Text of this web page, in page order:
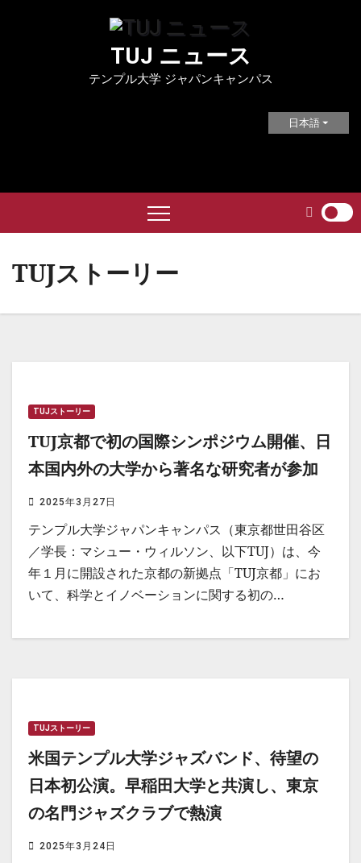
TUJ ニュース
テンプル大学 ジャパンキャンパス
日本語
TUJストーリー
TUJストーリー
TUJ京都で初の国際シンポジウム開催、日
本国内外の大学から著名な研究者が参加
2025年3月27日
テンプル大学ジャパンキャンパス（東京都世田谷区
／学長：マシュー・ウィルソン、以下TUJ）は、今
年１月に開設された京都の新拠点「TUJ京都」にお
いて、科学とイノベーションに関する初の…
TUJストーリー
米国テンプル大学ジャズバンド、待望の
日本初公演。早稲田大学と共演し、東京
の名門ジャズクラブで熱演
2025年3月24日